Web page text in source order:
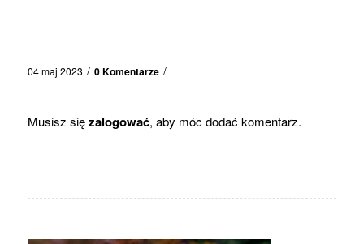
04 maj 2023 / 0 Komentarze /
Musisz sięzalogować, aby móc dodać komentarz.